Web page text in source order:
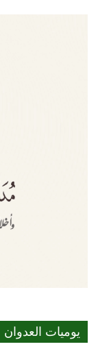
يوميات العدوان